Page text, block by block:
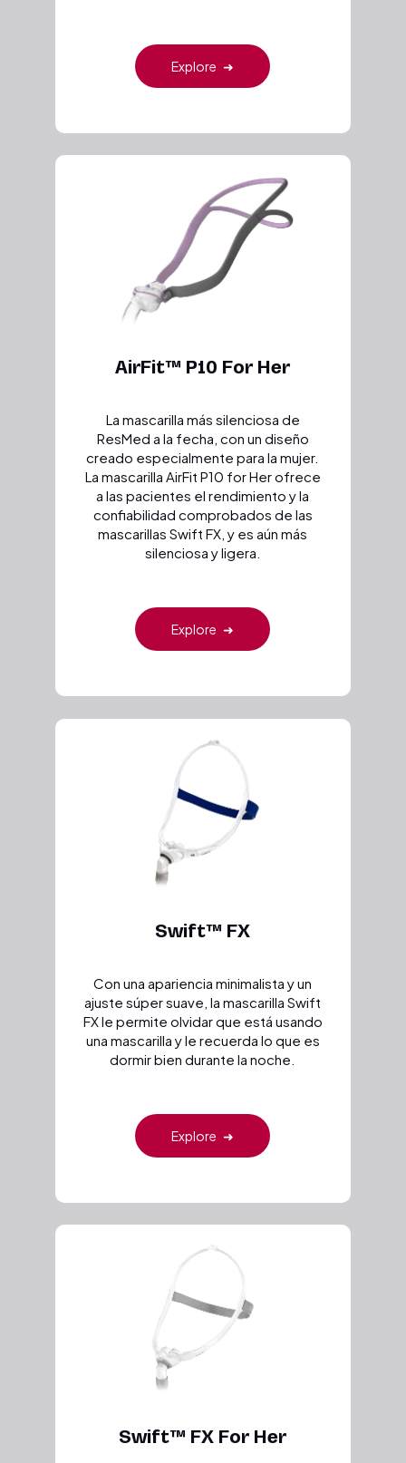
Explore ➜
AirFit™ P10 For Her
La mascarilla más silenciosa de
ResMed a la fecha, con un diseño
creado especialmente para la mujer.
La mascarilla AirFit P10 for Her ofrece
a las pacientes el rendimiento y la
confiabilidad comprobados de las
mascarillas Swift FX, y es aún más
silenciosa y ligera.
Explore ➜
Swift™ FX
Con una apariencia minimalista y un
ajuste súper suave, la mascarilla Swift
FX le permite olvidar que está usando
una mascarilla y le recuerda lo que es
dormir bien durante la noche.
Explore ➜
Swift™ FX For Her